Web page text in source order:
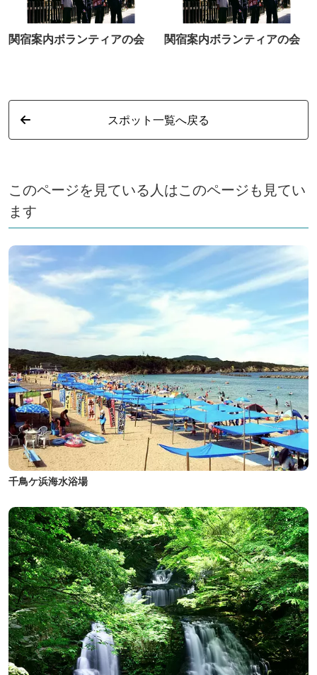
関宿案内ボランティアの会 関宿案内ボランティアの会
スポット一覧へ戻る
このページを見ている人はこのページも見てい
ます
千鳥ケ浜海水浴場